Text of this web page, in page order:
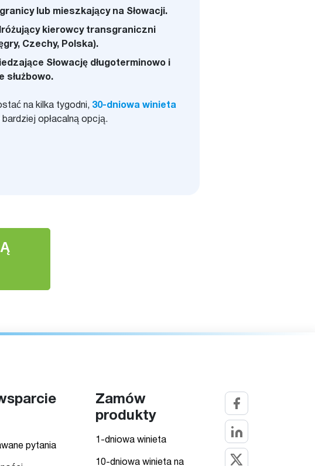
lub mieszkający na Słowacji.
kierowcy transgraniczni
Czechy, Polska).
Słowację długoterminowo i
służbowo.
na kilka tygodni, 30-dniowa winieta
opłacalną opcją.
pytania
Zamów
produkty
1-dniowa winieta
10-dniowa winieta na